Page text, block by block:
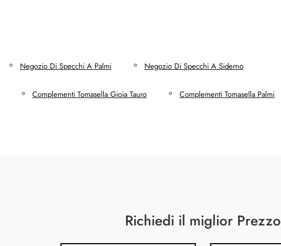
Negozio Di Specchi A Palmi Negozio Di Specchi A Siderno
Complementi Tomasella Gioia Tauro Complementi Tomasella Palmi
Richiedi il miglior Prezzo